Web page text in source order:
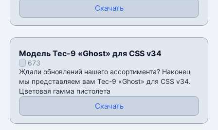
Скачать
Модель Tec-9 «Ghost» для CSS v34
673
Ждали обновлений нашего ассортимента? Наконец
мы представляем вам Tec-9 «Ghost» для CSS v34.
Цветовая гамма пистолета
Скачать